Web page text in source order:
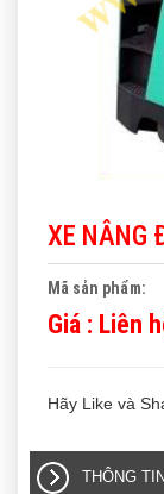
XE NÂNG
Mã sản phẩm:
Giá : Liên
Hãy Like và
THÔNG